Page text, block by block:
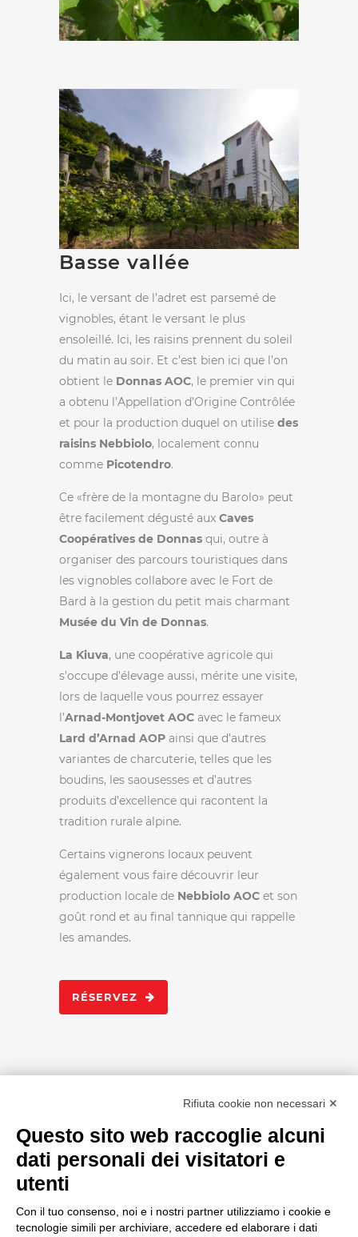
Basse vallée
Ici, le versant de l’adret est parsemé de
vignobles, étant le versant le plus
ensoleillé. Ici, les raisins prennent du soleil
du matin au soir. Et c’est bien ici que l’on
obtient le Donnas AOC, le premier vin qui
a obtenu l’Appellation d’Origine Contrôlée
et pour la production duquel on utilise des
raisins Nebbiolo, localement connu
comme Picotendro.
Ce «frère de la montagne du Barolo» peut
être facilement dégusté aux Caves
Coopératives de Donnas qui, outre à
organiser des parcours touristiques dans
les vignobles collabore avec le Fort de
Bard à la gestion du petit mais charmant
Musée du Vin de Donnas.
La Kiuva, une coopérative agricole qui
s’occupe d’élevage aussi, mérite une visite,
lors de laquelle vous pourrez essayer
l’Arnad-Montjovet AOC avec le fameux
Lard d’Arnad AOP ainsi que d’autres
variantes de charcuterie, telles que les
boudins, les saousesses et d’autres
produits d’excellence qui racontent la
tradition rurale alpine.
Certains vignerons locaux peuvent
également vous faire découvrir leur
production locale de Nebbiolo AOC et son
goût rond et au final tannique qui rappelle
les amandes.
RÉSERVEZ
CHERCHER ICI
Rifiuta cookie non necessari ✕
Questo sito web raccoglie alcuni
dati personali dei visitatori e
utenti
Con il tuo consenso, noi e i nostri partner utilizziamo i cookie e
tecnologie simili per archiviare, accedere ed elaborare i dati